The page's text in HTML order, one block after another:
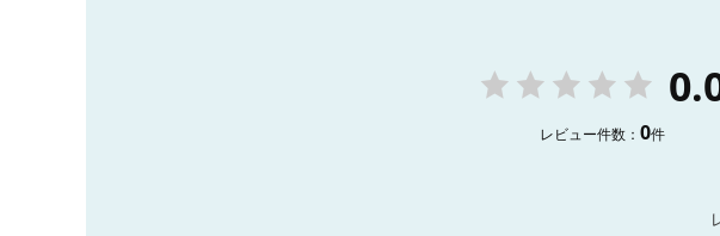
レビュー件数： 0件